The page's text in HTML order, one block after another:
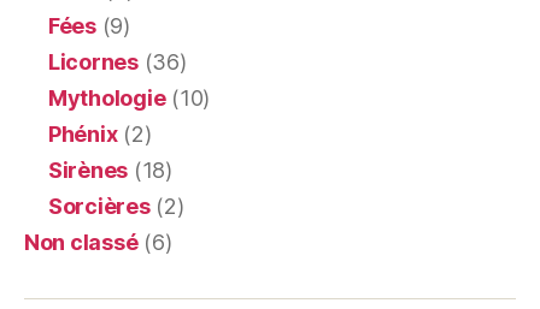
Fées(9)
Licornes(36)
Mythologie(10)
Phénix(2)
Sirènes (18)
Sorcières(2)
Non classé(6)